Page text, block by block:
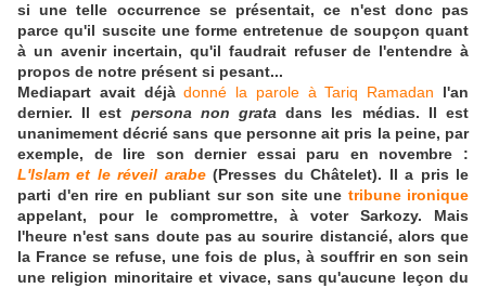
si une telle occurrence se présentait, ce n'est donc pas
parce qu'il suscite une forme entretenue de soupçon quant
à un avenir incertain, qu'il faudrait refuser de l'entendre à
propos de notre présent si pesant...
Mediapart avait déjà donné la parole à Tariq Ramadan
l'an
dernier. Il est persona non grata dans les médias. Il est
unanimement décrié sans que personne ait pris la peine, par
exemple, de lire son dernier essai paru en novembre :
L'Islam et le réveil arabe(Presses du Châtelet). Il a pris le
parti d'en rire en publiant sur son site une tribune ironique
appelant, pour le compromettre, à voter Sarkozy. Mais
l'heure n'est sans doute pas au sourire distancié, alors que
la France se refuse, une fois de plus, à souffrir en son sein
une religion minoritaire et vivace, sans qu'aucune leçon du